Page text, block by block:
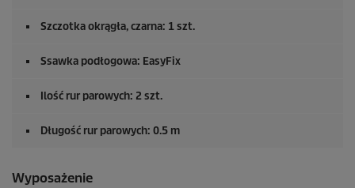
Szczotka okrągła, czarna: 1 szt.
Ssawka podłogowa: EasyFix
Ilość rur parowych: 2 szt.
Długość rur parowych: 0.5 m
Wyposażenie